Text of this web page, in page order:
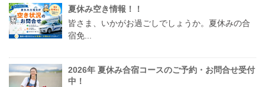
夏休み空き情報！！
皆さま、いかがお過ごしでしょうか。夏休みの合
宿免...
2026年 夏休み合宿コースのご予約・お問合せ受付
中！